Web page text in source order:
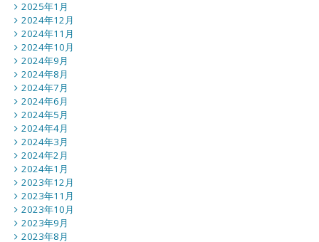
2025年1月
2024年12月
2024年11月
2024年10月
2024年9月
2024年8月
2024年7月
2024年6月
2024年5月
2024年4月
2024年3月
2024年2月
2024年1月
2023年12月
2023年11月
2023年10月
2023年9月
2023年8月